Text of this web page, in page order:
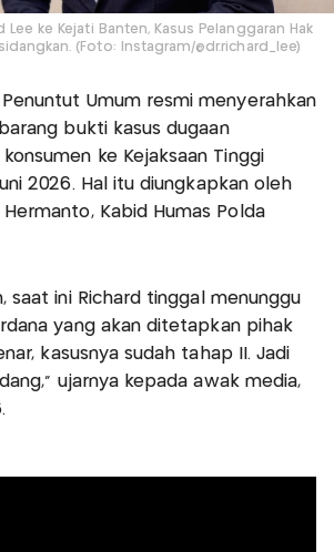
Lee ke Kejati Banten, Kasus Pelanggaran Hak
(Foto: Instagram/@dr.richard_lee)
Umum resmi menyerahkan
bukti kasus dugaan
ke Kejaksaan Tinggi
2026. Hal itu diungkapkan oleh
Hermanto, Kabid Humas Polda
saat ini Richard tinggal menunggu
yang akan ditetapkan pihak
kasusnya sudah tahap II. Jadi
ujarnya kepada awak media,